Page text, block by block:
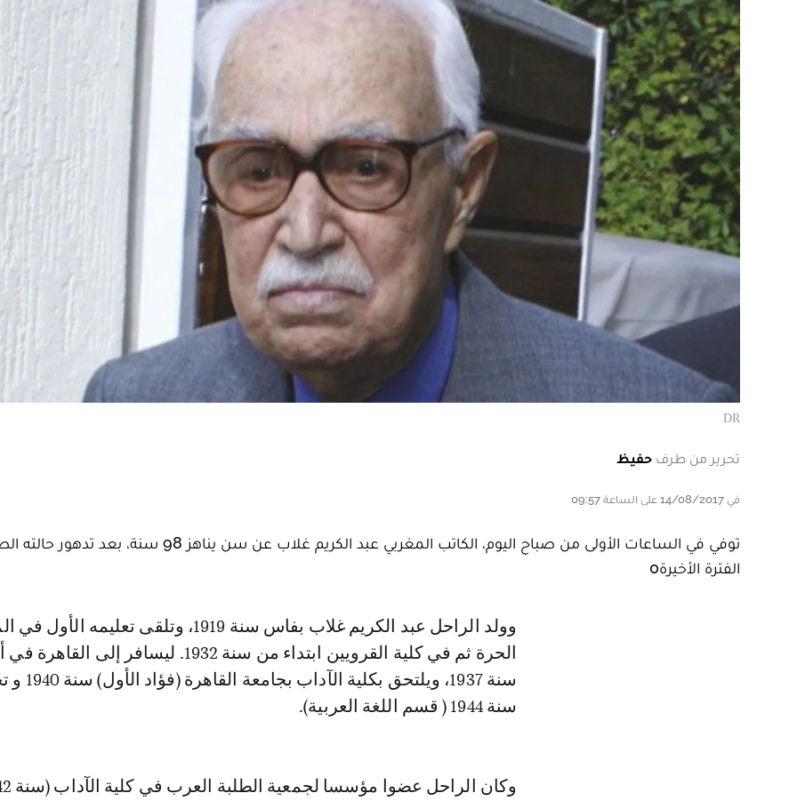
DR
تحرير من طرف حفيظ
في 14/08/2017 على الساعة 09:57
توفي في الساعات الأولى من صباح اليوم، الكاتب المغربي عبد الكريم غلاب عن سن يناهز 98
الفترة الأخيرة0
وولد الراحل عبد الكريم غلاب بفاس سنة 1919، وتلقى تعليمه الأول في المدارس
الحرة ثم في كلية القرويين ابتداء من سنة 1932. ليسافر إلى
سنة 1937،
سنة 1944 ( قسم اللغة العربية).